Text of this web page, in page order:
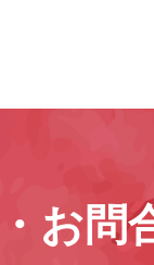
お問